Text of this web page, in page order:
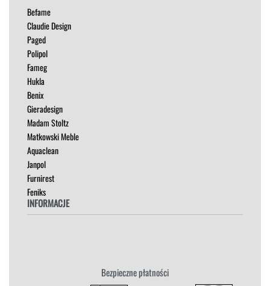
ŁÓŻKA
MEBLE RTV
NAROŻNIKI
OUTLET
PUFY
SOFY
STOLIKI
STOŁY
SZAFKI I KOMODY
Befame
Claudie Design
Paged
Polipol
Fameg
Hukla
Benix
Gieradesign
Madam Stoltz
Matkowski Meble
Aquaclean
Janpol
Furnirest
Feniks
INFORMACJE
Bezpieczne płatności